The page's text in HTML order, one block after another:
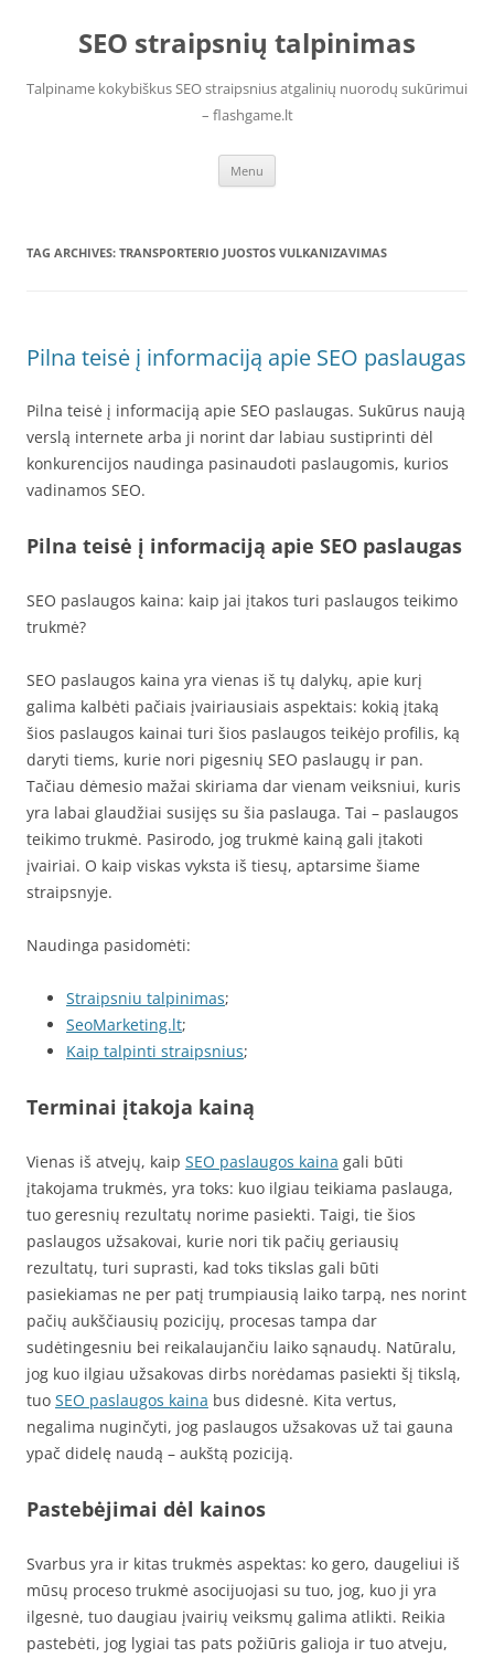
contentSEO straipsnių talpinimas
Talpiname kokybiškus SEO straipsnius atgalinių nuorodų sukūrimui
– flashgame.lt
Menu
TAG ARCHIVES: TRANSPORTERIO JUOSTOS VULKANIZAVIMAS
Pilna teisė į informaciją apie SEO paslaugas
Pilna teisė į informaciją apie SEO paslaugas. Sukūrus naują
verslą internete arba ji norint dar labiau sustiprinti dėl
konkurencijos naudinga pasinaudoti paslaugomis, kurios
vadinamos SEO.
Pilna teisė į informaciją apie SEO paslaugas
SEO paslaugos kaina: kaip jai įtakos turi paslaugos teikimo
trukmė?
SEO paslaugos kaina yra vienas iš tų dalykų, apie kurį
galima kalbėti pačiais įvairiausiais aspektais: kokią įtaką
šios paslaugos kainai turi šios paslaugos teikėjo profilis, ką
daryti tiems, kurie nori pigesnių SEO paslaugų ir pan.
Tačiau dėmesio mažai skiriama dar vienam veiksniui, kuris
yra labai glaudžiai susijęs su šia paslauga. Tai – paslaugos
teikimo trukmė. Pasirodo, jog trukmė kainą gali įtakoti
įvairiai. O kaip viskas vyksta iš tiesų, aptarsime šiame
straipsnyje.
Naudinga pasidomėti:
Straipsniu talpinimas;
SeoMarketing.lt;
Kaip talpinti straipsnius;
Terminai įtakoja kainą
Vienas iš atvejų, kaip SEO paslaugos kaina gali būti
įtakojama trukmės, yra toks: kuo ilgiau teikiama paslauga,
tuo geresnių rezultatų norime pasiekti. Taigi, tie šios
paslaugos užsakovai, kurie nori tik pačių geriausių
rezultatų, turi suprasti, kad toks tikslas gali būti
pasiekiamas ne per patį trumpiausią laiko tarpą, nes norint
pačių aukščiausių pozicijų, procesas tampa dar
sudėtingesniu bei reikalaujančiu laiko sąnaudų. Natūralu,
jog kuo ilgiau užsakovas dirbs norėdamas pasiekti šį tikslą,
tuo SEO paslaugos kaina bus didesnė. Kita vertus,
negalima nuginčyti, jog paslaugos užsakovas už tai gauna
ypač didelę naudą – aukštą poziciją.
Pastebėjimai dėl kainos
Svarbus yra ir kitas trukmės aspektas: ko gero, daugeliui iš
mūsų proceso trukmė asocijuojasi su tuo, jog, kuo ji yra
ilgesnė, tuo daugiau įvairių veiksmų galima atlikti. Reikia
pastebėti, jog lygiai tas pats požiūris galioja ir tuo atveju,